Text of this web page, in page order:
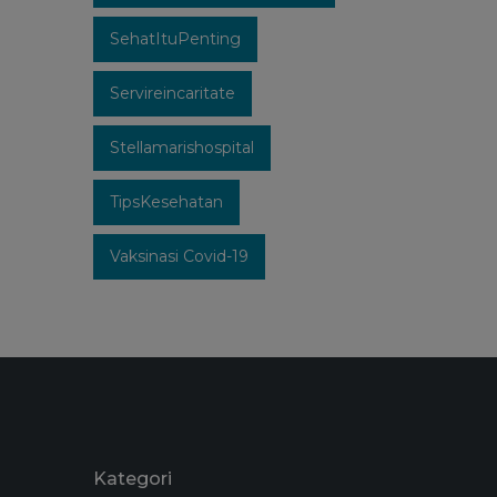
SehatItuPenting
Servireincaritate
Stellamarishospital
TipsKesehatan
Vaksinasi Covid-19
Kategori